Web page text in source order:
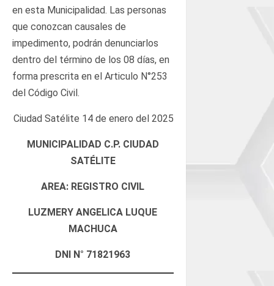
en esta Municipalidad. Las personas
que conozcan causales de
impedimento, podrán denunciarlos
dentro del término de los 08 días, en
forma prescrita en el Articulo N°253
del Código Civil.
Ciudad Satélite 14 de enero del 2025
MUNICIPALIDAD C.P. CIUDAD
SATÉLITE
AREA: REGISTRO CIVIL
LUZMERY ANGELICA LUQUE
MACHUCA
DNI N° 71821963